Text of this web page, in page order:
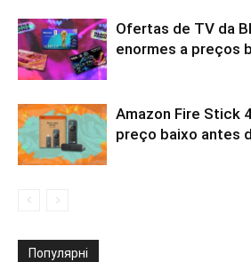
Ofertas de TV da
enormes a preços
Amazon Fire Stick
preço baixo antes
Популярні